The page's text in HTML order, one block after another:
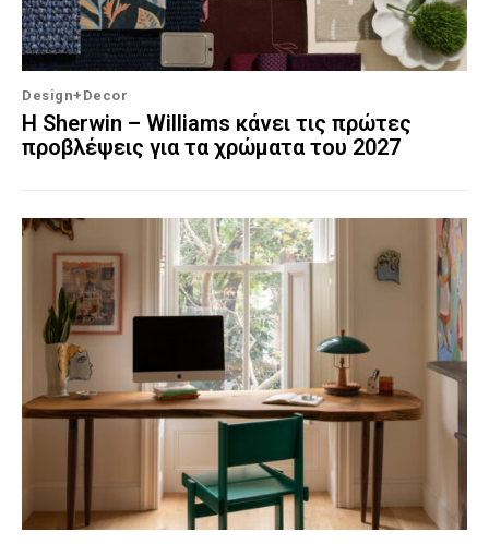
Design+Decor
Η Sherwin – Williams κάνει τις πρώτες
προβλέψεις για τα χρώματα του 2027